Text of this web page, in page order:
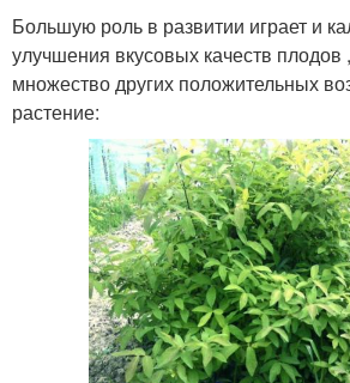
Большую роль в развитии играет и
улучшения вкусовых качеств плодов
множество других положительных
растение: